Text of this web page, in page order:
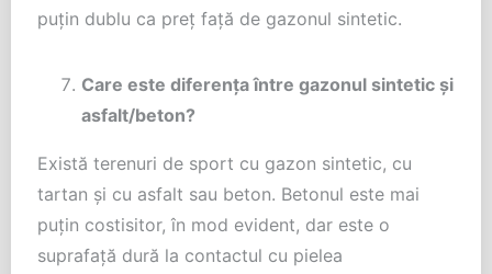
puțin dublu ca preț față de gazonul sintetic.
Care este diferența între gazonul sintetic și
asfalt/beton?
Există terenuri de sport cu gazon sintetic, cu
tartan și cu asfalt sau beton. Betonul este mai
puțin costisitor, în mod evident, dar este o
suprafață dură la contactul cu pielea